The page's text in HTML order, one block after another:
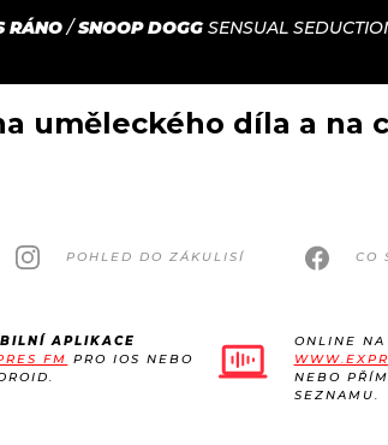
RÁNO/SNOOP DOGG SENSUAL
uměleckého díla a na
POHLED DO ZÁKULISÍ CO
APLIKACE
FM PRO IOS NEBO
ONLINE NA
NEBO
SEZNAMU.